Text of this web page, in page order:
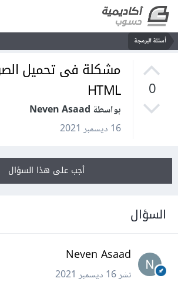
أسئلة البرمجة
0
مشكلة فى تحميل
HTML
بواسطة Neven Asaad
16 ديسمبر 2021
أجب على هذا السؤال
السؤال
Neven Asaad
نشر16 ديسمبر 2021